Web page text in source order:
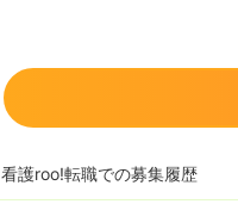
看護roo!転職での募集履歴